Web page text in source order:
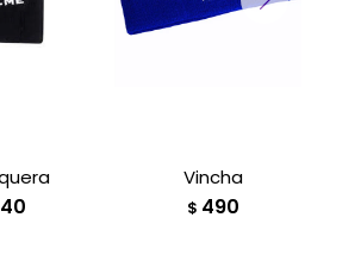
Vincha
$ 490